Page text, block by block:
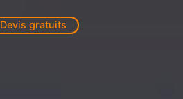
Devis gratuits